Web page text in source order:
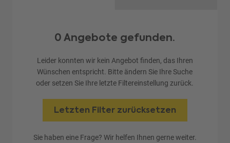
0 Angebote gefunden.
Leider konnten wir kein Angebot finden, das Ihren
Wünschen entspricht. Bitte ändern Sie Ihre Suche
oder setzen Sie Ihre letzte Filtereinstellung zurück.
Letzten Filter zurücksetzen
Sie haben eine Frage? Wir helfen Ihnen gerne weiter.